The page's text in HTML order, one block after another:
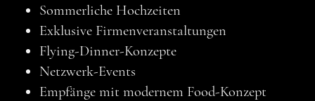
Sommerliche Hochzeiten
Exklusive Firmenveranstaltungen
Flying-Dinner-Konzepte
Netzwerk-Events
Empfänge mit modernem Food-Konzept